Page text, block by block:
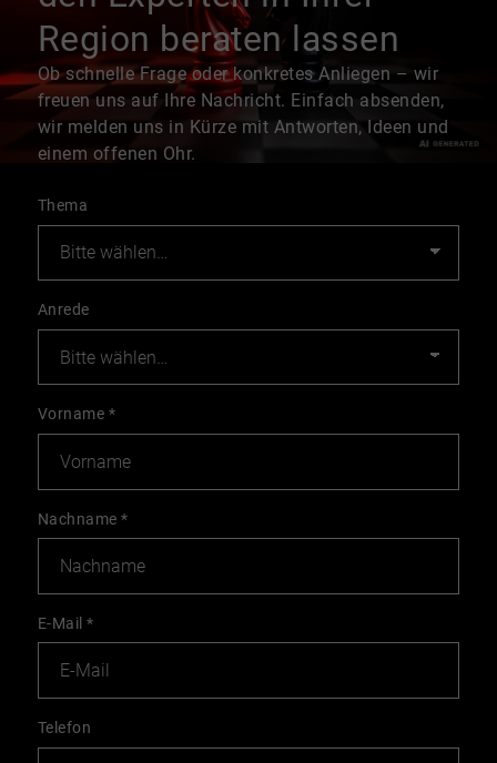
Region beraten lassen
Ob schnelle Frage oder konkretes Anliegen – wir
freuen uns auf Ihre Nachricht. Einfach absenden,
wir melden uns in Kürze mit Antworten, Ideen und
einem offenen Ohr.
Thema
Anrede
Vorname *
Nachname*
E-Mail*
Telefon